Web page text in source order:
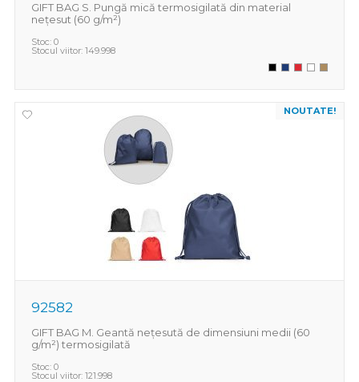
GIFT BAG S. Pungă mică termosigilată din material
nețesut (60 g/m²)
Stoc: 0
Stocul viitor: 149.998
NOUTATE!
92582
GIFT BAG M. Geantă nețesută de dimensiuni medii (60
g/m²) termosigilată
Stoc: 0
Stocul viitor: 121.998